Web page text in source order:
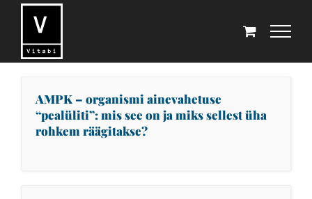
AMPK – organismi ainevahetuse
“pealüliti”: mis see on ja miks sellest üha
rohkem räägitakse?